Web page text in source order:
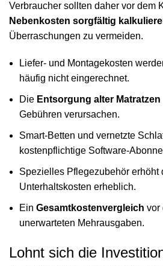
Verbraucher sollten daher vor dem
Nebenkosten sorgfältig
Überraschungen zu vermeiden.
Liefer- und Montagekosten
häufig nicht eingerechnet.
Die Entsorgung alter Matratzen
Gebühren verursachen.
Smart-Betten und vernetzte
kostenpflichtige Software-
Spezielles Pflegezubehör erhöht
Unterhaltskosten erheblich.
Ein Gesamtkostenvergleich vor
unerwarteten Mehrausgaben.
Lohnt sich die